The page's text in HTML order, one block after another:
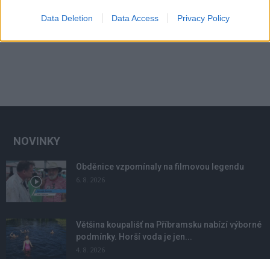
Data Deletion Data Access Privacy Policy
NOVINKY
Obděnice vzpomínaly na filmovou legendu
6. 8. 2026
Většina koupališť na Příbramsku nabízí výborné
podmínky. Horší voda je jen...
4. 8. 2026